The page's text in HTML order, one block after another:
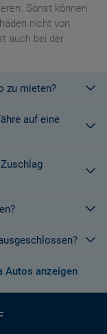
Sonst können
nicht von
auch bei der
zu mieten?
kein Problem ein
auf eine
Gründen des
nicht, dass ihre
des Vermieters.
Zielort ein Zuschlag
Fahrer
24
Leistungen beim
anders
Autos anzeigen